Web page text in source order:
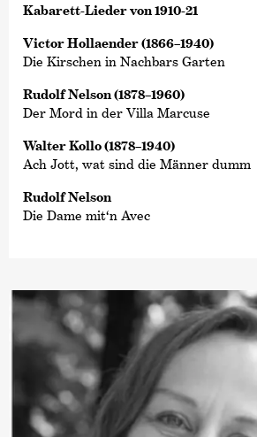
Kabarett-Lieder von 1910-21
Victor Hollaender (1866–1940)
Die Kirschen in Nachbars Garten
Rudolf Nelson (1878–1960)
Der Mord in der Villa Marcuse
Walter Kollo (1878–1940)
Ach Jott, wat sind die Männer dumm
Rudolf Nelson
Die Dame mit‘n Avec